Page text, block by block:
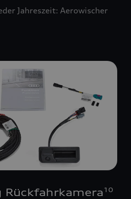
Jahreszeit: Aerowischer
Rückfahrkamera 10